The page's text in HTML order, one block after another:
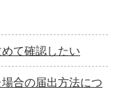
て確認したい
合の届出方法につ